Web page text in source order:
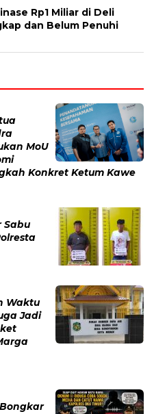
Rp1 Miliar di Deli
dan Belum Penuhi
MoU
Konkret Ketum Kawe
Sabu
Waktu
Jadi